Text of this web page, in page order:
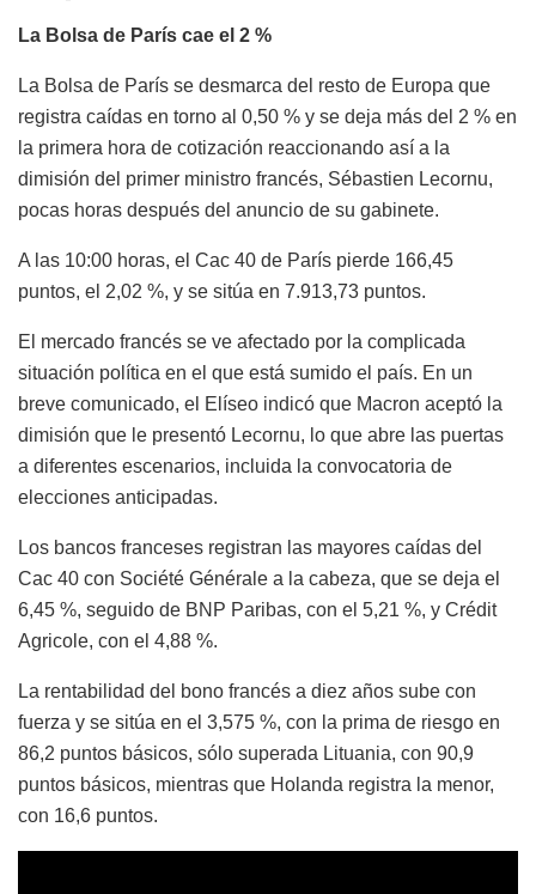
La Bolsa de París cae el 2 %
La Bolsa de París se desmarca del resto de Europa que
registra caídas en torno al 0,50 % y se deja más del 2 % en
la primera hora de cotización reaccionando así a la
dimisión del primer ministro francés, Sébastien Lecornu,
pocas horas después del anuncio de su gabinete.
A las 10:00 horas, el Cac 40 de París pierde 166,45
puntos, el 2,02 %, y se sitúa en 7.913,73 puntos.
El mercado francés se ve afectado por la complicada
situación política en el que está sumido el país. En un
breve comunicado, el Elíseo indicó que Macron aceptó la
dimisión que le presentó Lecornu, lo que abre las puertas
a diferentes escenarios, incluida la convocatoria de
elecciones anticipadas.
Los bancos franceses registran las mayores caídas del
Cac 40 con Société Générale a la cabeza, que se deja el
6,45 %, seguido de BNP Paribas, con el 5,21 %, y Crédit
Agricole, con el 4,88 %.
La rentabilidad del bono francés a diez años sube con
fuerza y se sitúa en el 3,575 %, con la prima de riesgo en
86,2 puntos básicos, sólo superada Lituania, con 90,9
puntos básicos, mientras que Holanda registra la menor,
con 16,6 puntos.